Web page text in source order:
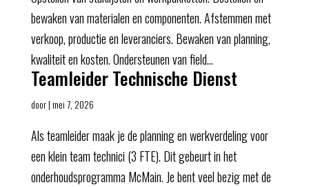
bewaken van materialen en componenten. Afstemmen met
verkoop, productie en leveranciers. Bewaken van planning,
kwaliteit en kosten. Ondersteunen van field...
Teamleider Technische Dienst
door|mei 7, 2026
Als teamleider maak je de planning en werkverdeling voor
een klein team technici (3 FTE). Dit gebeurt in het
onderhoudsprogramma McMain. Je bent veel bezig met de